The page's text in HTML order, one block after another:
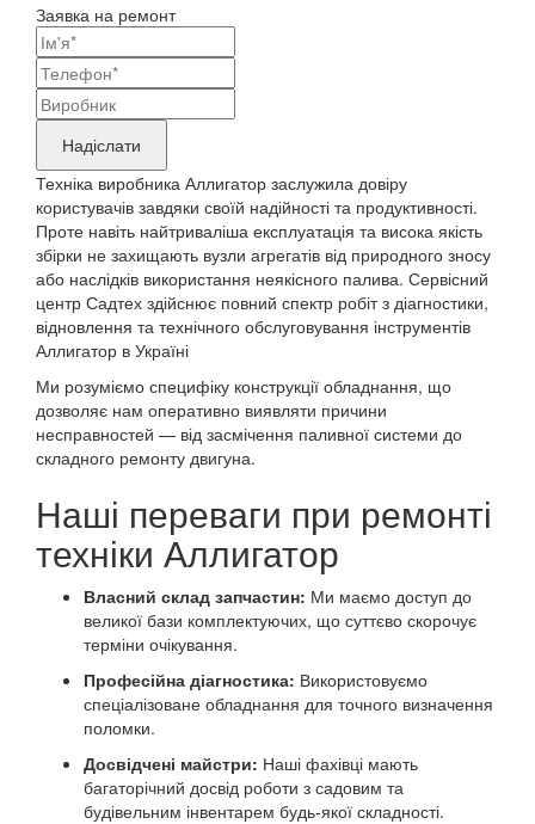
Заявка на ремонт
Ваші
контактні
дані
Назва
бренду
продукту,
що
потребує
ремонту
Надіслати
Техніка виробника Аллигатор заслужила довіру
користувачів завдяки своїй надійності та продуктивності.
Проте навіть найтриваліша експлуатація та висока якість
збірки не захищають вузли агрегатів від природного зносу
або наслідків використання неякісного палива. Сервісний
центр Садтех здійснює повний спектр робіт з діагностики,
відновлення та технічного обслуговування інструментів
Аллигатор в Україні
Ми розуміємо специфіку конструкції обладнання, що
дозволяє нам оперативно виявляти причини
несправностей — від засмічення паливної системи до
складного ремонту двигуна.
Наші переваги при ремонті
техніки Аллигатор
Власний склад запчастин: Ми маємо доступ до
великої бази комплектуючих, що суттєво скорочує
терміни очікування.
Професійна діагностика: Використовуємо
спеціалізоване обладнання для точного визначення
поломки.
Досвідчені майстри: Наші фахівці мають
багаторічний досвід роботи з садовим та
будівельним інвентарем будь-якої складності.